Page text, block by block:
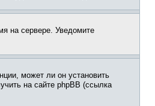
на сервере. Уведомите
может ли он установить
на сайте phpBB (ссылка